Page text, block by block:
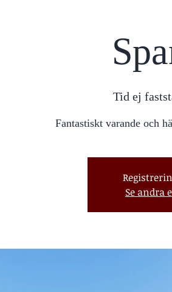
Tid ej
Fantastiskt varande och
Se andra